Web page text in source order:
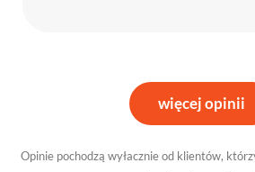
więcej opinii
Opinie pochodzą wyłacznie od klientów,